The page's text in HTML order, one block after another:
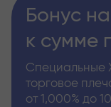
Бонус
к сумме
Специальные
торговое
от 1,000% до